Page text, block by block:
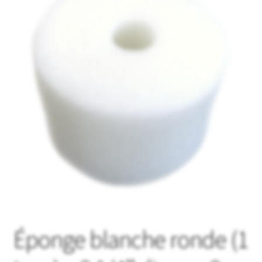
Produits en vedette
Éponge blanche ronde (1